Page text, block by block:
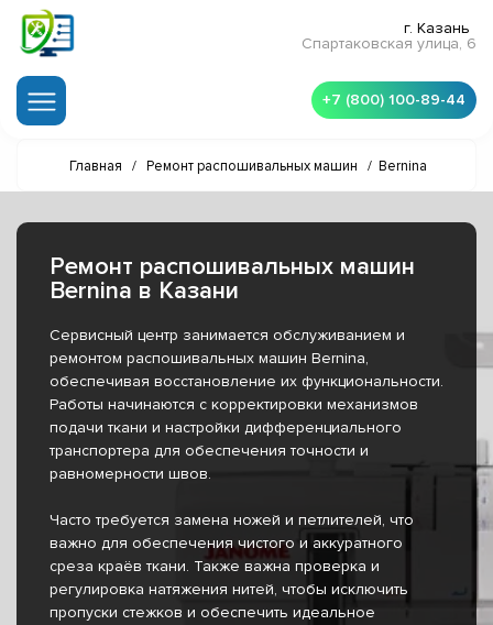
г. Казань
Спартаковская улица, 6
+7 (800) 100-89-44
Главная / Ремонт распошивальных машин / Bernina
Ремонт распошивальных машин
Bernina в Казани
Сервисный центр занимается обслуживанием и
ремонтом распошивальных машин Bernina,
обеспечивая восстановление их функциональности.
Работы начинаются с корректировки механизмов
подачи ткани и настройки дифференциального
транспортера для обеспечения точности и
равномерности швов.
Часто требуется замена ножей и петлителей, что
важно для обеспечения чистого и аккуратного
среза краёв ткани. Также важна проверка и
регулировка натяжения нитей, чтобы исключить
пропуски стежков и обеспечить идеальное